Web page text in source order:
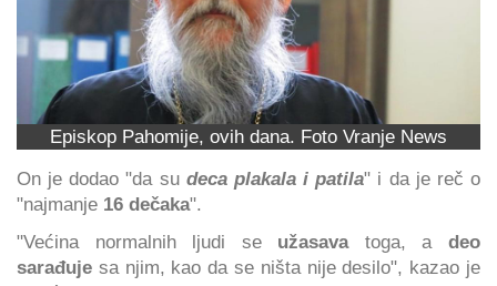
Episkop Pahomije, ovih dana. Foto Vranje News
On je dodao "da sudeca plakala i patila" i da je reč o
"najmanje 16 dečaka".
"Većina normalnih ljudi seužasava toga, adeo
sarađuje sa njim, kao da se ništa nije desilo", kazao je